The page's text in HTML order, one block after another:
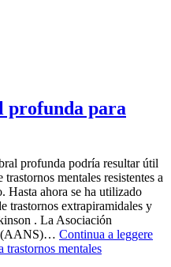
profunda para
profunda podría resultar útil
mentales resistentes a
Hasta ahora se ha utilizado
trastornos extrapiramidales y
. La Asociación
(AANS)… Continua a leggere
trastornos mentales